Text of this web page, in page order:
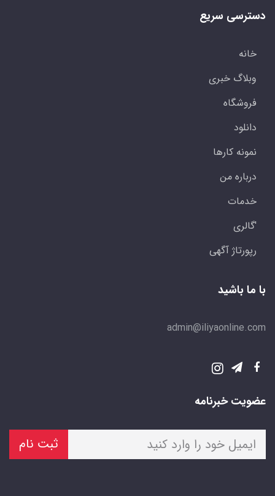
دسترسی سریع
خانه
وبلاگ خبری
فروشگاه
دانلود
نمونه کارها
درباره من
خدمات
'گالری
رپورتاژ آگهی
با ما باشید
admin@iliyaonline.com
عضویت خبرنامه
ثبت نام